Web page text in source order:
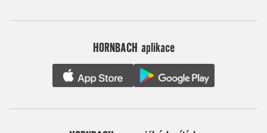
HORNBACH aplikace